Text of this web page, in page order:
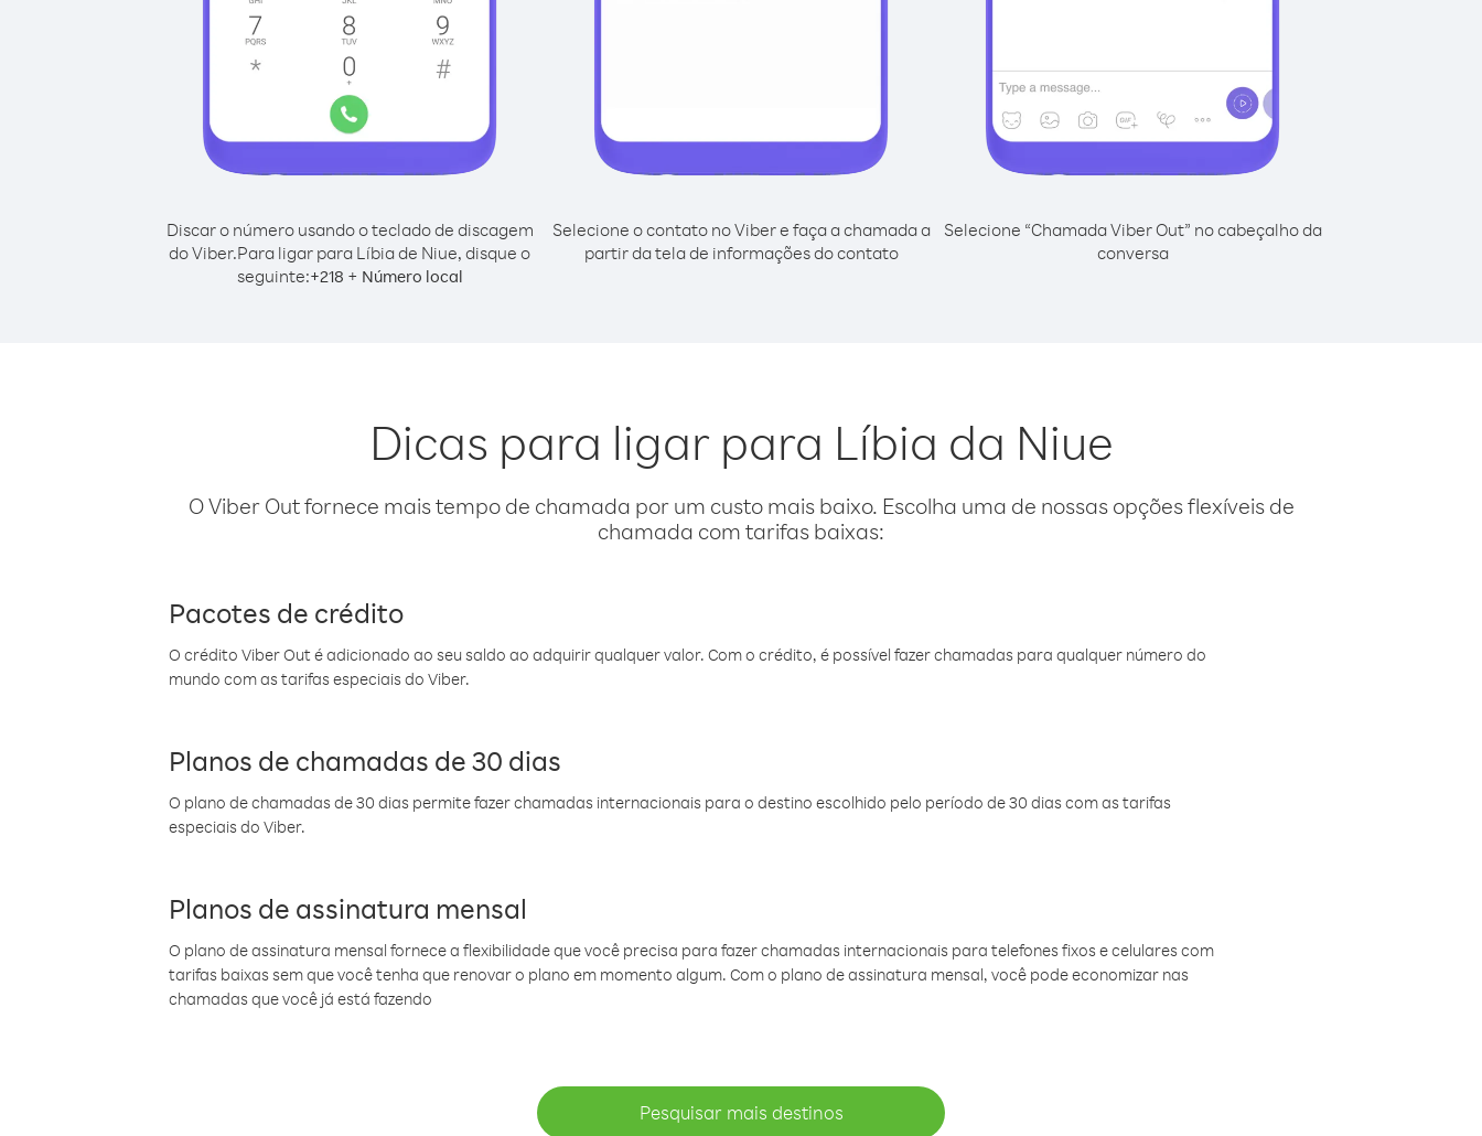
Discar o número usando o teclado de discagem
do Viber.Para ligar para Líbia de Niue, disque o
seguinte:+218 + Número local
Selecione o contato no Viber e faça a chamada a
partir da tela de informações do contato
Selecione “Chamada Viber Out” no cabeçalho da
conversa
Dicas para ligar para Líbia da Niue
O Viber Out fornece mais tempo de chamada por um custo mais baixo. Escolha uma de nossas opções flexíveis de
chamada com tarifas baixas:
Pacotes de crédito
O crédito Viber Out é adicionado ao seu saldo ao adquirir qualquer valor. Com o crédito, é possível fazer chamadas para qualquer número do
mundo com as tarifas especiais do Viber.
Planos de chamadas de 30 dias
O plano de chamadas de 30 dias permite fazer chamadas internacionais para o destino escolhido pelo período de 30 dias com as tarifas
especiais do Viber.
Planos de assinatura mensal
O plano de assinatura mensal fornece a flexibilidade que você precisa para fazer chamadas internacionais para telefones fixos e celulares com
tarifas baixas sem que você tenha que renovar o plano em momento algum. Com o plano de assinatura mensal, você pode economizar nas
chamadas que você já está fazendo
Pesquisar mais destinos